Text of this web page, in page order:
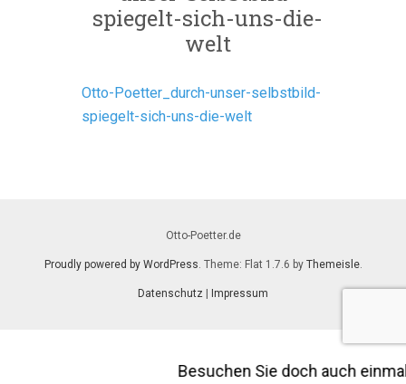
Besuchen Sie doch auch
spiegelt-sich-uns-die-
welt
Otto-Poetter_durch-unser-selbstbild-
spiegelt-sich-uns-die-welt
Otto-Poetter.de
Proudly powered by WordPress. Theme: Flat 1.7.6 by Themeisle.
Datenschutz Impressum